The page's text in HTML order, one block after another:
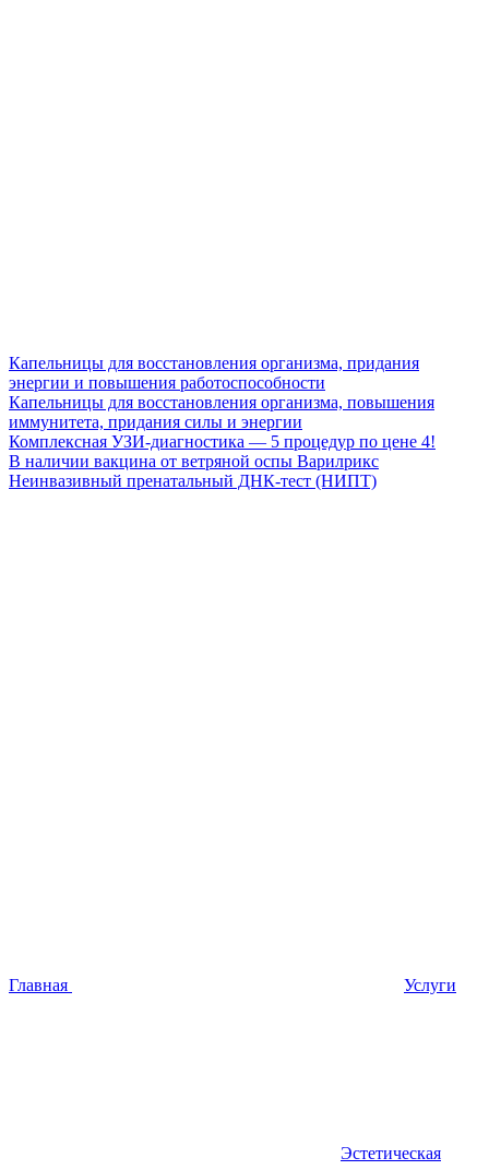
Капельницы для восстановления организма, придания
энергии и повышения работоспособности
Капельницы для восстановления организма, повышения
иммунитета, придания силы и энергии
Комплексная УЗИ-диагностика — 5 процедур по цене 4!
В наличии вакцина от ветряной оспы Варилрикс
Неинвазивный пренатальный ДНК-тест (НИПТ)
Главная Услуги
Эстетическая